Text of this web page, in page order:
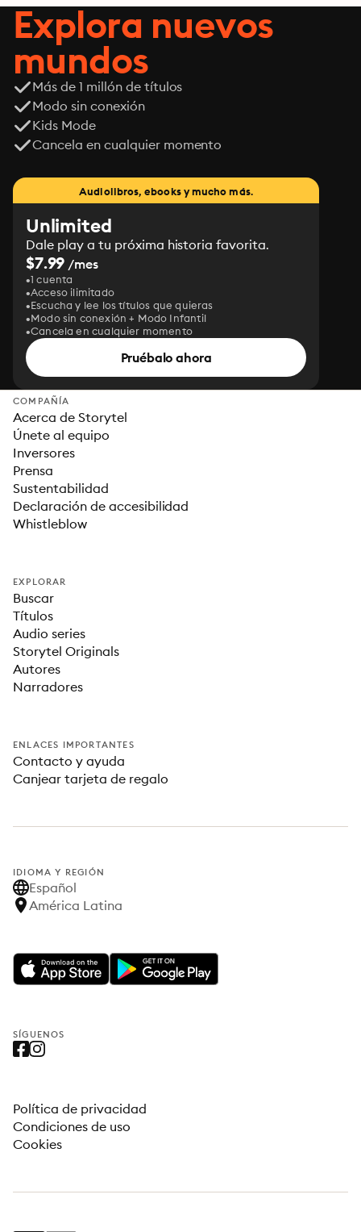
Explora nuevos
mundos
Más de 1 millón de títulos
Modo sin conexión
Kids Mode
Cancela en cualquier momento
Audiolibros, ebooks y mucho más.
Unlimited
Dale play a tu próxima historia favorita.
$7.99 /mes
1 cuenta
Acceso ilimitado
Escucha y lee los títulos que quieras
Modo sin conexión + Modo Infantil
Cancela en cualquier momento
Pruébalo ahora
COMPAÑÍA
Acerca de Storytel
Únete al equipo
Inversores
Prensa
Sustentabilidad
Declaración de accesibilidad
Whistleblow
EXPLORAR
Buscar
Títulos
Audio series
Storytel Originals
Autores
Narradores
ENLACES IMPORTANTES
Contacto y ayuda
Canjear tarjeta de regalo
IDIOMA Y REGIÓN
Español
América Latina
SÍGUENOS
Política de privacidad
Condiciones de uso
Cookies